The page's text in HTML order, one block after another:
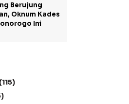
Berujung
Oknum Kades
Ini
(115)